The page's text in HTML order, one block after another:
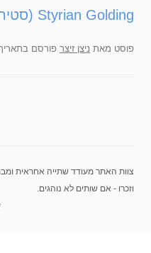
Styrian Golding (סטיריאן גולדינג)
פוסט מאת ניצן זיצר פורסם
צוות האתר מעודד שתייה אחראית
וזכרו - אם שותים לא נוהגים.